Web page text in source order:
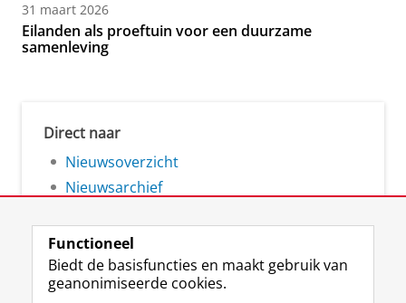
31 maart 2026
Eilanden als proeftuin voor een duurzame
samenleving
Direct naar
Nieuwsoverzicht
Nieuwsarchief
Functioneel
Biedt de basisfuncties en maakt gebruik van
geanonimiseerde cookies.